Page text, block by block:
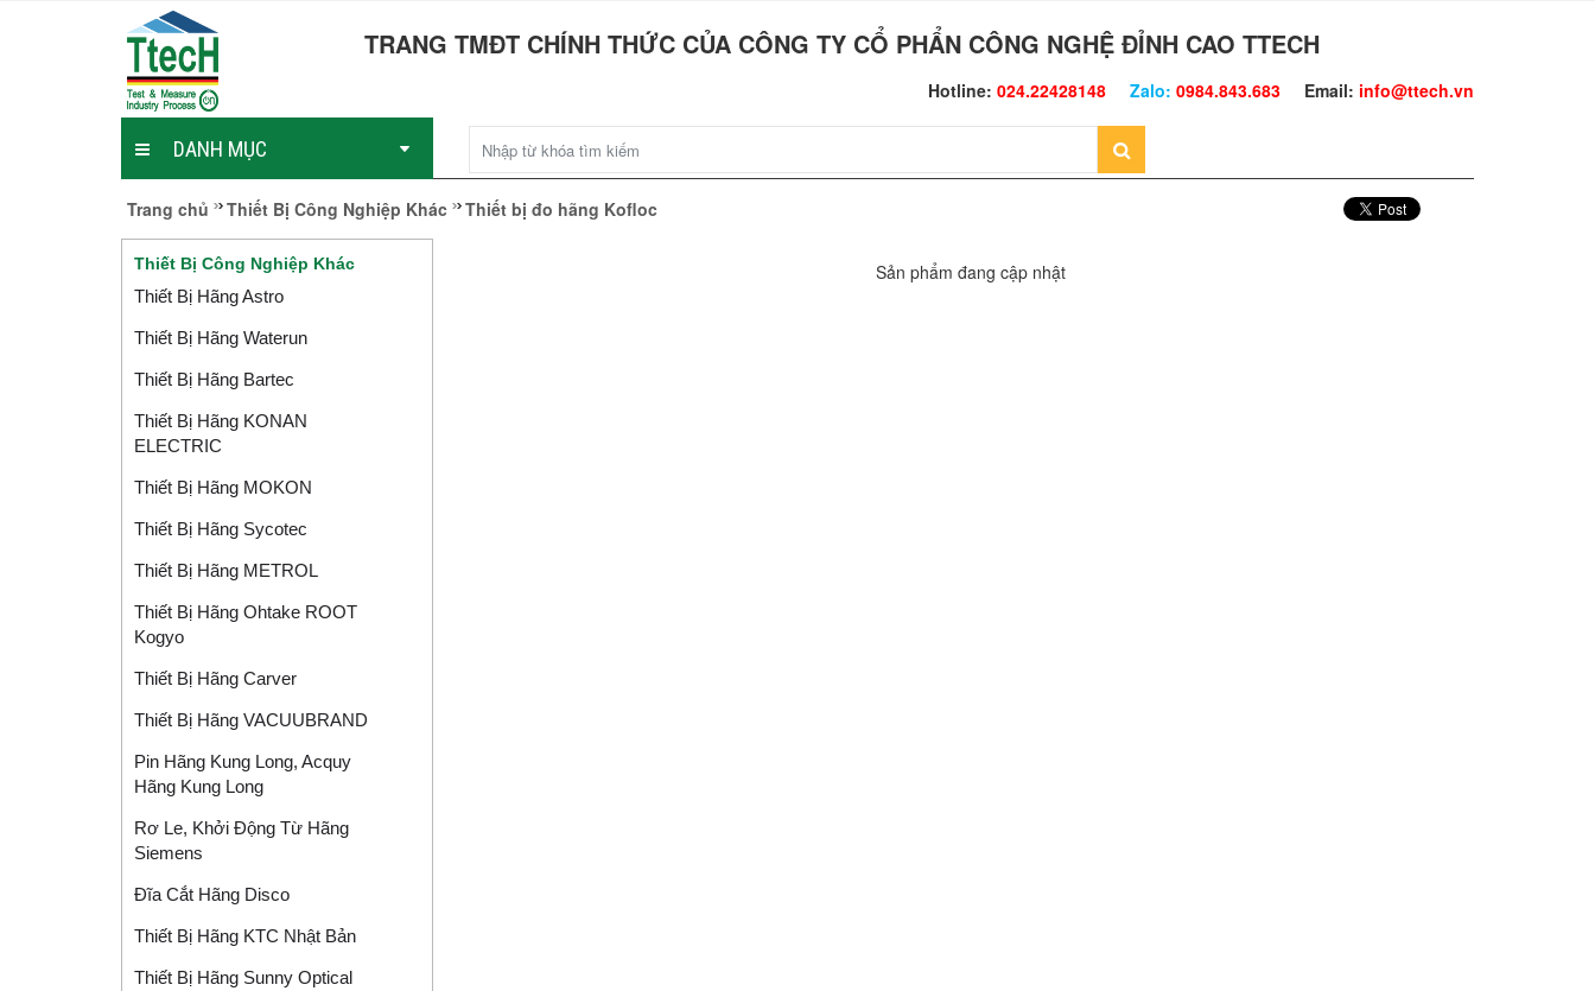
TRANG TMĐT CHÍNH THỨC CỦA CÔNG TY CỔ PHẨN CÔNG NGHỆ ĐỈNH CAO TTECH
Hotline: 024.22428148 Zalo: 0984.843.683 Email: info@ttech.vn
DANH MỤC
Trang chủ Thiết Bị Công Nghiệp Khác Thiết bị đo hãng Kofloc
Sản phẩm đang cập nhật
Thiết Bị Công Nghiệp Khác
Thiết Bị Hãng Astro
Thiết Bị Hãng Waterun
Thiết Bị Hãng Bartec
Thiết Bị Hãng KONAN
ELECTRIC
Thiết Bị Hãng MOKON
Thiết Bị Hãng Sycotec
Thiết Bị Hãng METROL
Thiết Bị Hãng Ohtake ROOT
Kogyo
Thiết Bị Hãng Carver
Thiết Bị Hãng VACUUBRAND
Pin Hãng Kung Long, Acquy
Hãng Kung Long
Rơ Le, Khởi Động Từ Hãng
Siemens
Đĩa Cắt Hãng Disco
Thiết Bị Hãng KTC Nhật Bản
Thiết Bị Hãng Sunny Optical